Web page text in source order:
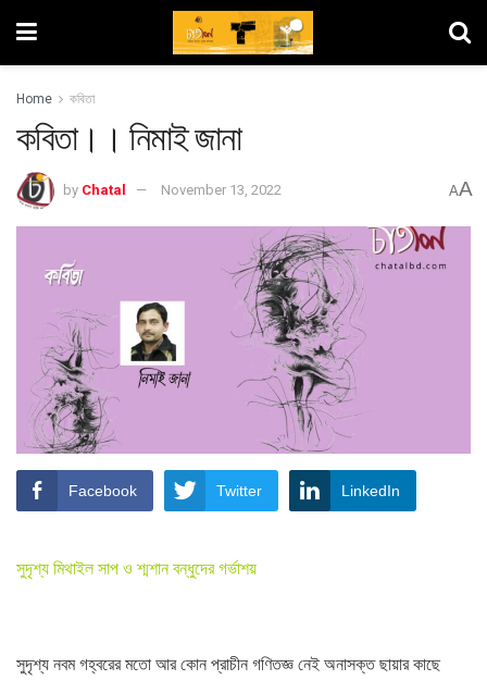
Home কবিতা
কবিতা।। নিমাই জানা
by Chatal November 13, 2022 AA
Facebook Twitter LinkedIn
সুদৃশ্য মিথাইল সাপ ও শ্মশান বন্ধুদের গর্ভাশয়
সুদৃশ্য নবম গহ্বরের মতো আর কোন প্রাচীন গণিতজ্ঞ নেই অনাসক্ত ছায়ার কাছে